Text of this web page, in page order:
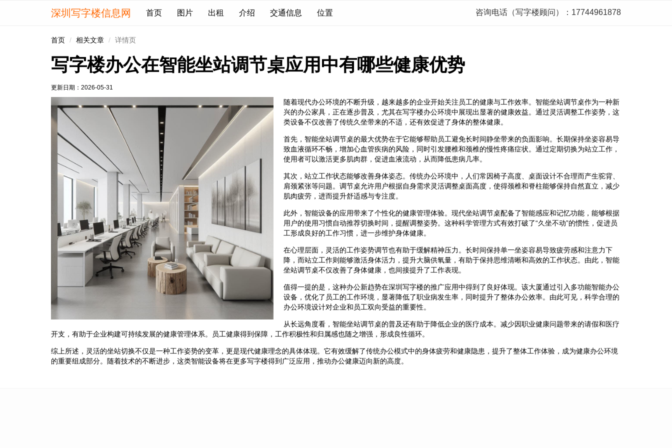
深圳写字楼信息网 首页 图片 出租 介绍 交通信息 位置 咨询电话（写字楼顾问）：17744961878
首页 相关文章 详情页
写字楼办公在智能坐站调节桌应用中有哪些健康优势
更新日期： 2026-05-31
随着现代办公环境的不断升级，越来越多的企业开始关注员工的健康与工作效率。智能坐站调节桌作为一种新
兴的办公家具，正在逐步普及，尤其在写字楼办公环境中展现出显著的健康效益。通过灵活调整工作姿势，这
类设备不仅改善了传统久坐带来的不适，还有效促进了身体的整体健康。
首先，智能坐站调节桌的最大优势在于它能够帮助员工避免长时间静坐带来的负面影响。长期保持坐姿容易导
致血液循环不畅，增加心血管疾病的风险，同时引发腰椎和颈椎的慢性疼痛症状。通过定期切换为站立工作，
使用者可以激活更多肌肉群，促进血液流动，从而降低患病几率。
其次，站立工作状态能够改善身体姿态。传统办公环境中，人们常因椅子高度、桌面设计不合理而产生驼背、
肩颈紧张等问题。调节桌允许用户根据自身需求灵活调整桌面高度，使得颈椎和脊柱能够保持自然直立，减少
肌肉疲劳，进而提升舒适感与专注度。
此外，智能设备的应用带来了个性化的健康管理体验。现代坐站调节桌配备了智能感应和记忆功能，能够根据
用户的使用习惯自动推荐切换时间，提醒调整姿势。这种科学管理方式有效打破了“久坐不动”的惯性，促进员
工形成良好的工作习惯，进一步维护身体健康。
在心理层面，灵活的工作姿势调节也有助于缓解精神压力。长时间保持单一坐姿容易导致疲劳感和注意力下
降，而站立工作则能够激活身体活力，提升大脑供氧量，有助于保持思维清晰和高效的工作状态。由此，智能
坐站调节桌不仅改善了身体健康，也间接提升了工作表现。
值得一提的是，这种办公新趋势在深圳写字楼的推广应用中得到了良好体现。该大厦通过引入多功能智能办公
设备，优化了员工的工作环境，显著降低了职业病发生率，同时提升了整体办公效率。由此可见，科学合理的
办公环境设计对企业和员工双向受益的重要性。
从长远角度看，智能坐站调节桌的普及还有助于降低企业的医疗成本。减少因职业健康问题带来的请假和医疗
开支，有助于企业构建可持续发展的健康管理体系。员工健康得到保障，工作积极性和归属感也随之增强，形成良性循环。
综上所述，灵活的坐站切换不仅是一种工作姿势的变革，更是现代健康理念的具体体现。它有效缓解了传统办公模式中的身体疲劳和健康隐患，提升了整体工作体验，成为健康办公环境
的重要组成部分。随着技术的不断进步，这类智能设备将在更多写字楼得到广泛应用，推动办公健康迈向新的高度。